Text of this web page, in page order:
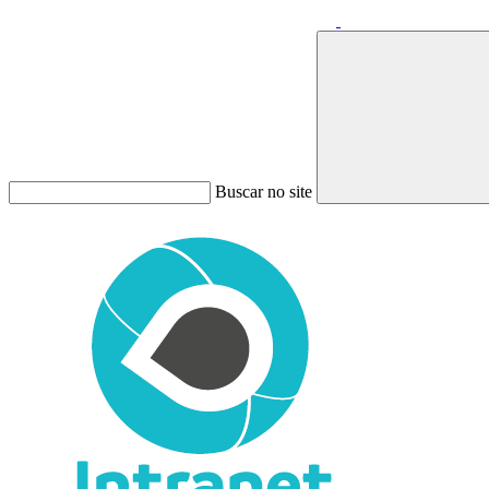
Buscar no site